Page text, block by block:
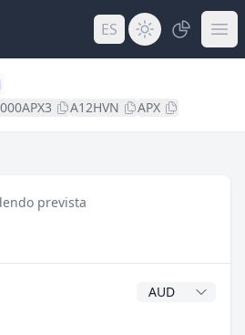
ES
A12HVN APX
prevista
Divisa del